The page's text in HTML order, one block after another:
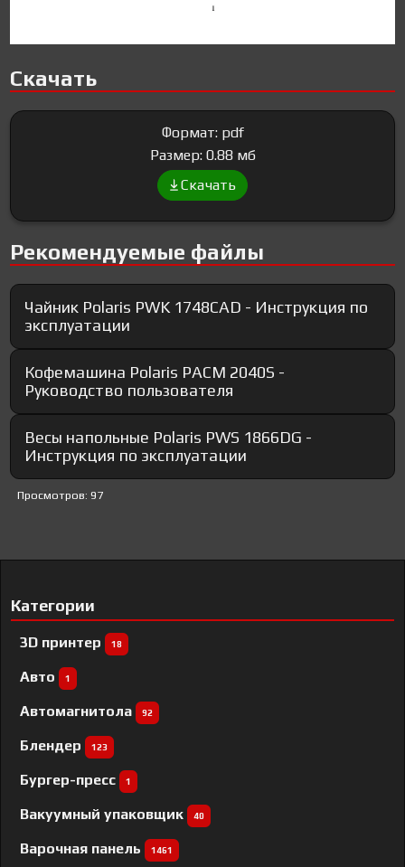
Скачать
Формат: pdf
Размер: 0.88 мб
Скачать
Рекомендуемые файлы
Чайник Polaris PWK 1748CAD - Инструкция по
эксплуатации
Кофемашина Polaris PACM 2040S -
Руководство пользователя
Весы напольные Polaris PWS 1866DG -
Инструкция по эксплуатации
Просмотров: 97
Категории
3D принтер 18
Авто 1
Автомагнитола 92
Блендер 123
Бургер-пресс 1
Вакуумный упаковщик 40
Варочная панель 1461